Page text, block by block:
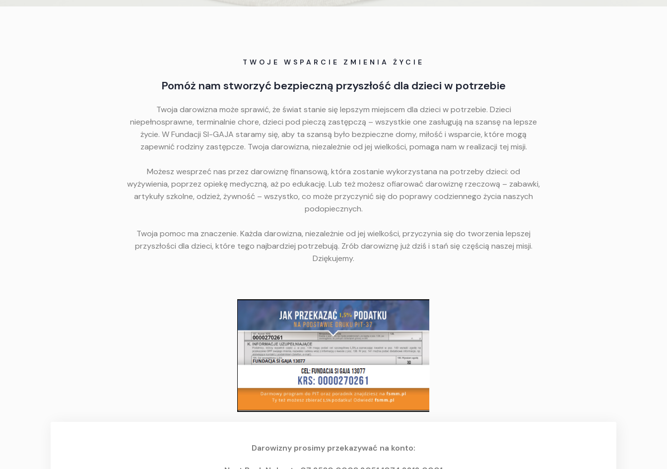
TWOJE WSPARCIE ZMIENIA ŻYCIE
Pomóż nam stworzyć bezpieczną przyszłość dla dzieci w potrzebie
Twoja darowizna może sprawić, że świat stanie się lepszym miejscem dla dzieci w potrzebie. Dzieci
niepełnosprawne, terminalnie chore, dzieci pod pieczą zastępczą – wszystkie one zasługują na szansę na lepsze
życie. W Fundacji SI-GAJA staramy się, aby ta szansą było bezpieczne domy, miłość i wsparcie, które mogą
zapewnić rodziny zastępcze. Twoja darowizna, niezależnie od jej wielkości, pomaga nam w realizacji tej misji.
Możesz wesprzeć nas przez darowiznę finansową, która zostanie wykorzystana na potrzeby dzieci: od
wyżywienia, poprzez opiekę medyczną, aż po edukację. Lub też możesz ofiarować darowiznę rzeczową – zabawki,
artykuły szkolne, odzież, żywność – wszystko, co może przyczynić się do poprawy codziennego życia naszych
podopiecznych.
Twoja pomoc ma znaczenie. Każda darowizna, niezależnie od jej wielkości, przyczynia się do tworzenia lepszej
przyszłości dla dzieci, które tego najbardziej potrzebują. Zrób darowiznę już dziś i stań się częścią naszej misji.
Dziękujemy.
Darowizny prosimy przekazywać na konto: